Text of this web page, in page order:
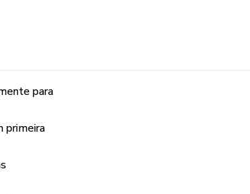
arsenal com as combinações mais eficientes
mistérios escondidos pelo universo Halo.
para
primeira